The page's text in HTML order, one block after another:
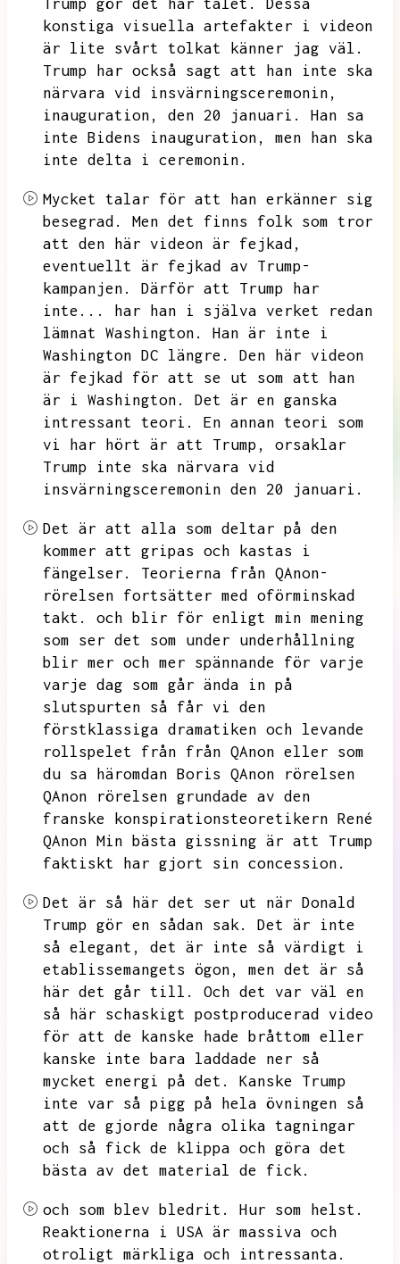
Trump gör det här talet.
Dessa
konstiga visuella artefakter i videon
är lite svårt tolkat känner jag väl.
Trump har också sagt att han inte ska
närvara vid insvärningsceremonin,
inauguration,
den 20 januari.
Han sa
inte Bidens inauguration,
men han ska
inte delta i ceremonin.
Mycket talar för att han erkänner sig
besegrad.
Men det finns folk som tror
att den här videon är fejkad,
eventuellt är fejkad av Trump-
kampanjen.
Därför att Trump har
inte...
har han i själva verket redan
lämnat Washington.
Han är inte i
Washington DC längre.
Den här videon
är fejkad för att se ut som att han
är i Washington.
Det är en ganska
intressant teori.
En annan teori som
vi har hört är att Trump,
orsaklar
Trump inte ska närvara vid
insvärningsceremonin den 20 januari.
Det är att alla som deltar på den
kommer att gripas och kastas i
fängelser.
Teorierna från QAnon-
rörelsen fortsätter med oförminskad
takt.
och blir för enligt min mening
som ser det som under underhållning
blir mer och mer spännande för varje
varje dag som går ända in på
slutspurten så får vi den
förstklassiga dramatiken och levande
rollspelet från från QAnon eller som
du sa häromdan Boris QAnon rörelsen
QAnon
rörelsen grundade av den
franske konspirationsteoretikern René
QAnon Min bästa gissning är att Trump
faktiskt har gjort sin concession.
Det är så här det ser ut när Donald
Trump gör en sådan sak.
Det är inte
så elegant,
det är inte så värdigt i
etablissemangets ögon,
men det är så
här det går till.
Och det var väl en
så här schaskigt postproducerad video
för att de kanske hade bråttom eller
kanske inte bara laddade ner så
mycket energi på det.
Kanske Trump
inte var så pigg på hela övningen så
att de gjorde några olika tagningar
och så fick de klippa och göra det
bästa av det material de fick.
och som blev bledrit.
Hur som helst.
Reaktionerna i USA är massiva och
otroligt märkliga och intressanta.